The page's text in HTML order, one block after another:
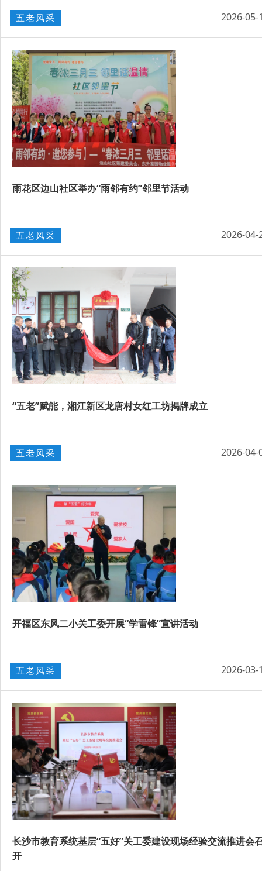
五老风采 2026-05-
雨花区边山社区举办“雨邻有约”邻里节活动
五老风采 2026-04-
“五老”赋能，湘江新区龙唐村女红工坊揭牌成立
五老风采 2026-04-
开福区东风二小关工委开展“学雷锋”宣讲活动
五老风采 2026-03-
长沙市教育系统基层“五好”关工委建设现场经验交流推进会
开